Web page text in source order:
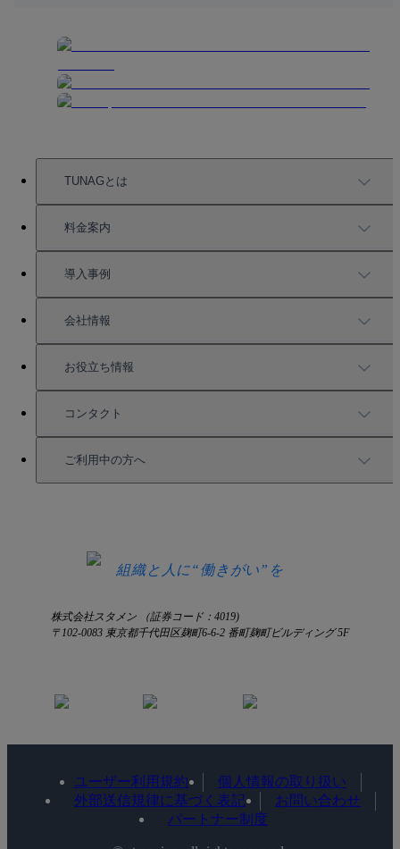
TUNAGとは
TUNAGの特徴
機能一覧
充実したサポート
料金案内
料金案内
導入事例
導入事例
活用方法
会社情報
会社情報
お役立ち情報
お役立ち資料一覧
セミナー情報
コンタクト
サービス資料請求
ご利用中の方へ
組織と人に“働きがい”を
株式会社スタメン （証券コード：4019)
〒102-0083 東京都千代田区麹町6-6-2 番町麹町ビルディング 5F
ユーザー利用規約
個人情報の取り扱い
外部送信規律に基づく表記
お問い合わせ
パートナー制度